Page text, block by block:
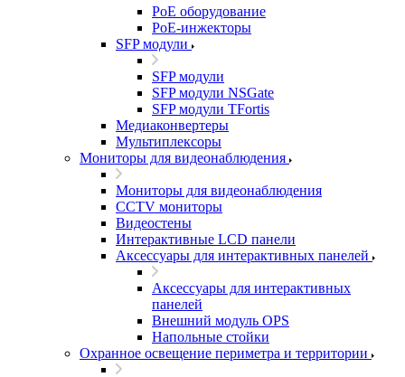
PoE оборудование
PoE-инжекторы
SFP модули
SFP модули
SFP модули NSGate
SFP модули TFortis
Медиаконвертеры
Мультиплексоры
Мониторы для видеонаблюдения
Мониторы для видеонаблюдения
CCTV мониторы
Видеостены
Интерактивные LCD панели
Аксессуары для интерактивных панелей
Аксессуары для интерактивных
панелей
Внешний модуль OPS
Напольные стойки
Охранное освещение периметра и территории